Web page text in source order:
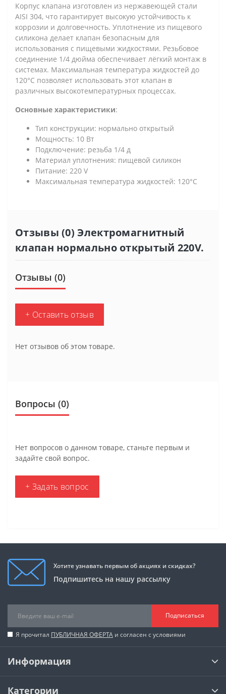
Корпус клапана изготовлен из нержавеющей стали
AISI 304, что гарантирует высокую устойчивость к
коррозии и долговечность. Уплотнение из пищевого
силикона делает клапан безопасным для
использования с пищевыми жидкостями. Резьбовое
соединение 1/4 дюйма обеспечивает лёгкий монтаж в
системах. Максимальная температура жидкостей до
120°C позволяет использовать этот клапан в
различных высокотемпературных процессах.
Основные характеристики:
Тип конструкции: нормально открытый
Мощность: 10 Вт
Подключение: резьба 1/4 д
Материал уплотнения: пищевой силикон
Питание: 220 V
Максимальная температура жидкостей: 120°C
Отзывы (0) Электромагнитный
клапан нормально открытый 220V.
Отзывы (0)
+ Оставить отзыв
Нет отзывов об этом товаре.
Вопросы (0)
Нет вопросов о данном товаре, станьте первым и
задайте свой вопрос.
+ Задать вопрос
Хотите узнавать первым об акциях и скидках?
Подпишитесь на нашу рассылку
Подписаться
Я прочитал ПУБЛИЧНАЯ ОФЕРТА и согласен с условиями
Информация
Категории